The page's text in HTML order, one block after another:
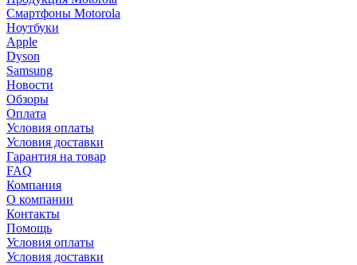
Смартфоны Motorola
Ноутбуки
Apple
Dyson
Samsung
Новости
Обзоры
Оплата
Условия оплаты
Условия доставки
Гарантия на товар
FAQ
Компания
О компании
Контакты
Помощь
Условия оплаты
Условия доставки